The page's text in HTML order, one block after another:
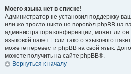
Моего языка нет в списке!
Администратор не установил поддержку
или же просто никто не перевёл phpBB на
администратора конференции, может ли он
языковой пакет. Если такого языкового
можете перевести phpBB на свой язык.
можете получить на сайте phpBB®.
Вернуться к началу